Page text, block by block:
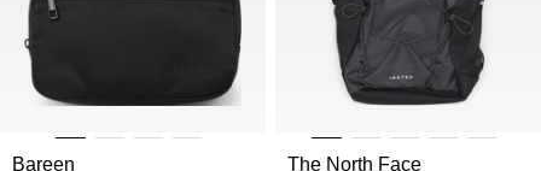
Bareen The North Face